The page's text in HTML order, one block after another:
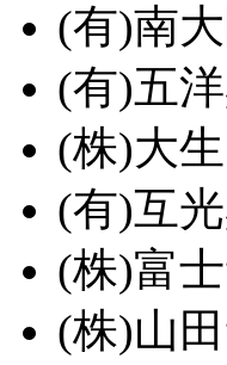
(有)南
(有)五
(株)大生
(有)互
(株)富
(株)山